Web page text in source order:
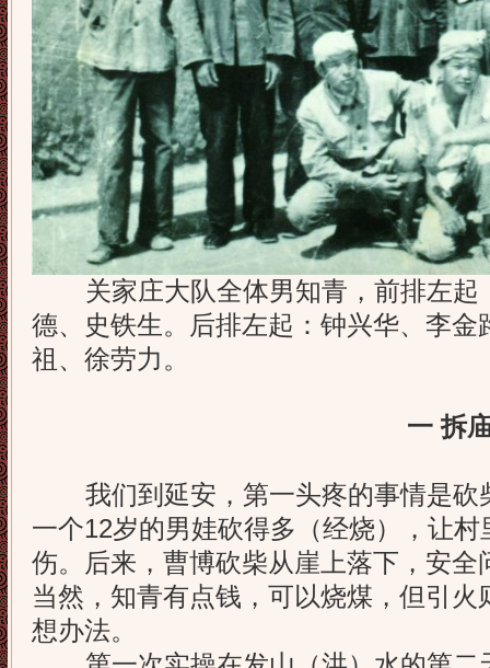
关家庄大队全体男知青，前排左起
德、史铁生。后排左起：钟兴华、李金
祖、徐劳力。
一 拆
我们到延安，第一头疼的事情是砍
一个12岁的男娃砍得多（经烧），让
伤。后来，曹博砍柴从崖上落下，安全
当然，知青有点钱，可以烧煤，但引
想办法。